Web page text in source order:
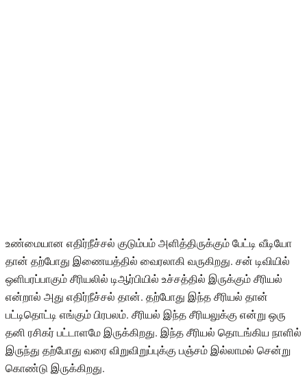
உண்மையான எதிர்நீச்சல் குடும்பம் அளித்திருக்கும் பேட்டி வீடியோ
தான் தற்போது இணையத்தில் வைரலாகி வருகிறது. சன் டிவியில்
ஒளிபரப்பாகும் சீரியலில் டிஆர்பியில் உச்சத்தில் இருக்கும் சீரியல்
என்றால் அது எதிர்நீச்சல் தான். தற்போது இந்த சீரியல் தான்
பட்டிதொட்டி எங்கும் பிரபலம். சீரியல் இந்த சீரியலுக்கு என்று ஒரு
தனி ரசிகர் பட்டாளமே இருக்கிறது. இந்த சீரியல் தொடங்கிய நாளில்
இருந்து தற்போது வரை விறுவிறுப்புக்கு பஞ்சம் இல்லாமல் சென்று
கொண்டு இருக்கிறது.